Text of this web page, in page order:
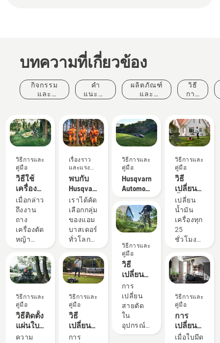
บทความที่เกี่ยวข้อง
กิจกรรม
และ
คำ
แนะนำ
ผลิตภัณฑ์
และ
วิธี
การ
วิธีการและ
คู่มือ
วิธีใช้
เครื่อง
ตัดหญ้า
สะพาย
บ่าของ
คุณให้
เกิด
สูงสุด
เมื่อกล่าว
ถึงงาน
ถาง
เครื่องตัด
หญ้า
บ่าคือ
เครื่องมือ
ที่มีความ
มากที่สุด
ในคู่มือผู้
ใช้เครื่อง
ตัดหญ้า
สะพาย
วิธีการและ
คู่มือ
วิธีติดตั้ง
แผ่นใบ
ตัดใน
ความ
เรื่องราว
และแรง
บันดาลใจ
พบกับ
Husqvarna
H-Team -
ผู้ใช้ที่
คาดหวัง
ประสิทธิภาพ
สูงสุด
เราได้คัด
เลือกกลุ่ม
ของแอม
บาสเดอร์
ทั่วโลกที่
สูงและ
ได้รับการ
ยอมรับ
อาชีพ
ด้านป่า
ไม้และ
สวนที่ดี
ที่สุดใน
วิธีการและ
คู่มือ
วิธี
เปลี่ยน
สายตัด
การ
วิธีการและ
คู่มือ
Husqvarna
Automower®
ที่พบ
บ่อย
วิธีการและ
คู่มือ
วิธี
เปลี่ยน
สายตัด
ใน
อุปกรณ์
เล็มหญ้า
แบบใช้
การ
เปลี่ยน
สายตัด
ใน
อุปกรณ์
วิธีการและ
คู่มือ
วิธี
เปลี่ยน
น้ำมัน
เครื่อง
ในรถตัด
หญ้า ฮุ
สวาน่า
เปลี่ยน
น้ำมัน
เครื่องทุก
25
ชั่วโมง
ทำงาน
หรือใน
แต่ละ
คุณอาจ
ต้อง
เปลี่ยน
น้ำมัน
เครื่อง
วิธีการและ
คู่มือ
การ
เปลี่ยน
ใบมีดตัด
เมื่อใบมีด